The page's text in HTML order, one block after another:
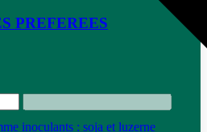
PREFEREES
inoculants : soja et luzerne